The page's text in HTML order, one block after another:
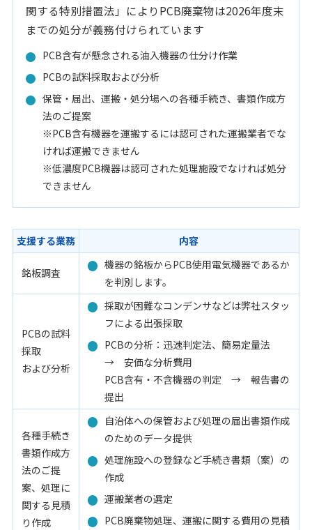
関する特別措置法」によりPCB廃棄物は2026年度末
までの処分が義務付けられています
PCB含有が懸念される油入機器の仕分け作業
PCBの試料採取および分析
保管・届出、運搬・処分場への各種手続き、書類作成方
法のご提案
※PCB含有機器を運搬するには認可された運搬業者でな
ければ運搬できません
※低濃度PCB機器は認可された処理施設でなければ処分
できません
支援する業務 内容
銘板調査
機器の銘板からPCB使用電気機器であるか
を判別します。
PCBの試料
採取
および分析
採取が困難なコンデンサなどは弊社スタッ
フによる出張採取
PCBの分析：迅速判定法、簡易定量法
→ 安価な分析費用
PCB含有・不含機器の判定 → 報告書の
提出
各種手続き
書類作成方
法のご提
案、処理に
関する見積
り作成
自治体への保管および処理の届出書類作成
のためのデータ提供
処理施設への登録など手続き書類（案）の
作成
運搬業者の選定
PCB廃棄物処理、運搬に関する費用の見積